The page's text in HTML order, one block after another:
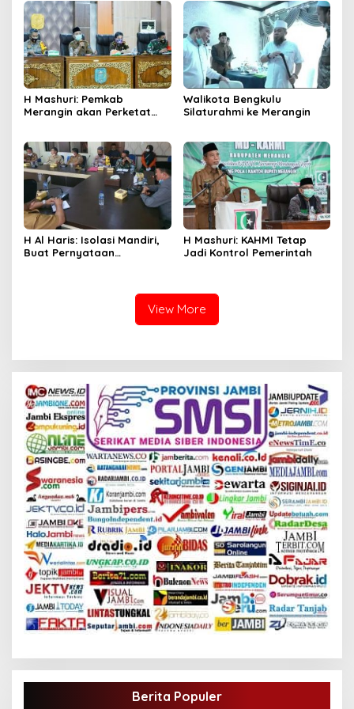
H Mashuri: Pemkab
Merangin akan Perketat
Walikota Bengkulu
Silaturahmi ke Merangin
H Al Haris: Isolasi Mandiri,
Buat Pernyataan
H Mashuri: KAHMI Tetap
Jadi Kontrol Pemerintah
View More
Berita Populer